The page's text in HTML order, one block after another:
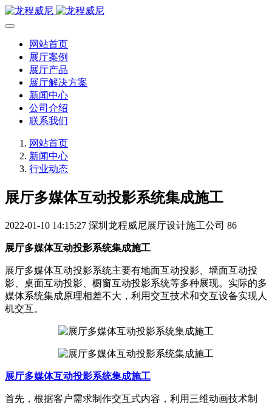
网站首页
展厅案例
展厅产品
展厅解决方案
新闻中心
公司介绍
联系我们
网站首页
新闻中心
行业动态
展厅多媒体互动投影系统集成施工
2022-01-10 14:15:27 深圳龙程威尼展厅设计施工公司 86
展厅多媒体互动投影系统集成施工
展厅多媒体互动投影系统主要有地面互动投影、墙面互动投
影、桌面互动投影、橱窗互动投影系统等多种展现。实际的多
媒体系统集成原理相差不大，利用交互技术和交互设备实现人
机交互。
展厅多媒体互动投影系统集成施工
首先，根据客户需求制作交互式内容，利用三维动画技术制